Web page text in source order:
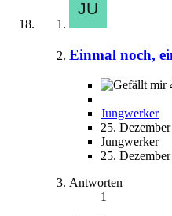
Einmal noch,
Jungwerker
25.
Jungwerker
25.
Antworten
1